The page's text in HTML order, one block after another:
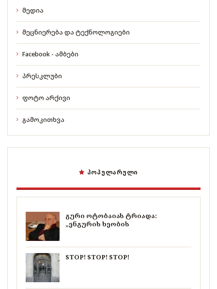
მედია
მეცნიერება და ტექნოლოგიები
Facebook - ამბები
პრესკლუბი
ფოტო არქივი
გამოკითხვა
ᲞᲝᲞᲣᲚᲐᲠᲣᲚᲘ
გური ოტობაიას ტრიადა:
„ენგურის ხეობის
STOP! STOP! STOP!